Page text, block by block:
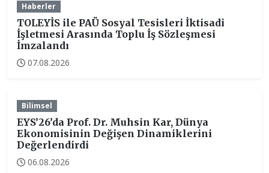
Haberler
TOLEYİS ile PAÜ Sosyal Tesisleri İktisadi
İşletmesi Arasında Toplu İş Sözleşmesi
İmzalandı
07.08.2026
Bilimsel
EYS’26’da Prof. Dr. Muhsin Kar, Dünya
Ekonomisinin Değişen Dinamiklerini
Değerlendirdi
06.08.2026